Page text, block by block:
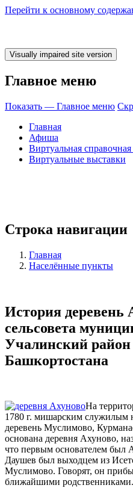
Перейти к основному
Главное меню
Показать — Главное меню
Главная
Афиша
Виртуальная
Виртуальные выставки
Строка навигации
Главная
Населённые пункты
История деревень
сельсовета
Учалинский район
Башкортостана
На
1780 г. мишарским служилым
деревень Муслимово,
основана деревня Ахуново,
что первым основателем был
Даушев был выходцем из
Муслимово. Говорят, он
ближайшими родственниками.